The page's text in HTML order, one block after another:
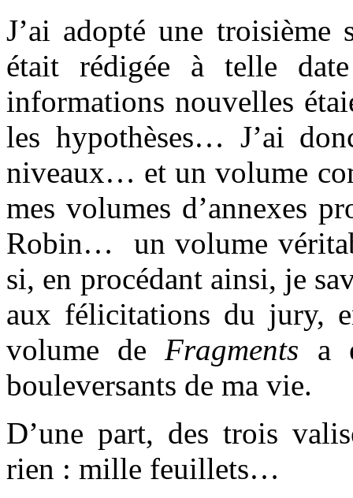
J’ai adopté une
était rédigée à telle
informations nouvelles
les hypothèses… J’ai
niveaux… et un volume
mes volumes d’annexes
Robin… un volume
si, en procédant ainsi, je
aux félicitations du jury,
volume deFragments a
bouleversants de ma vie.
D’une part, des trois
rien : mille feuillets…